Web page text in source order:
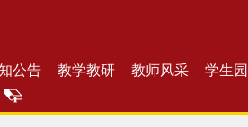
公告 教学教研 教师风采 学生